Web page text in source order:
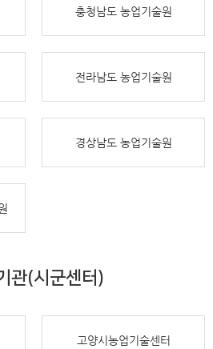
충청남도 농업기술원
전라남도 농업기술원
경상남도 농업기술원
관(시군센터)
고양시농업기술센터